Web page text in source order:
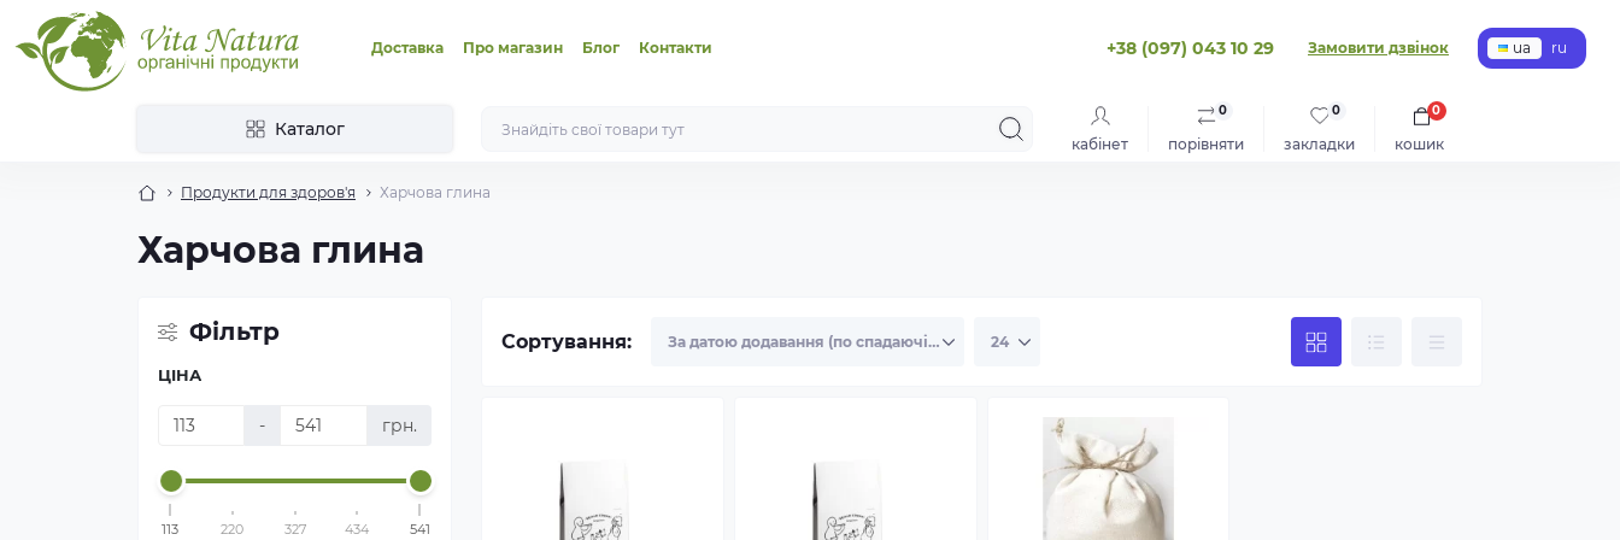
Доставка Про магазин Блог Контакти +38 (097) 043 10 29 Замовити дзвінок ua ru
Каталог
кабінет порівняти
0
закладки
0
кошик
0
Продукти для здоров'я Харчова глина
Харчова глина
Фільтр
ЦІНА
- грн.
113 220 327 434 541
Сортування: